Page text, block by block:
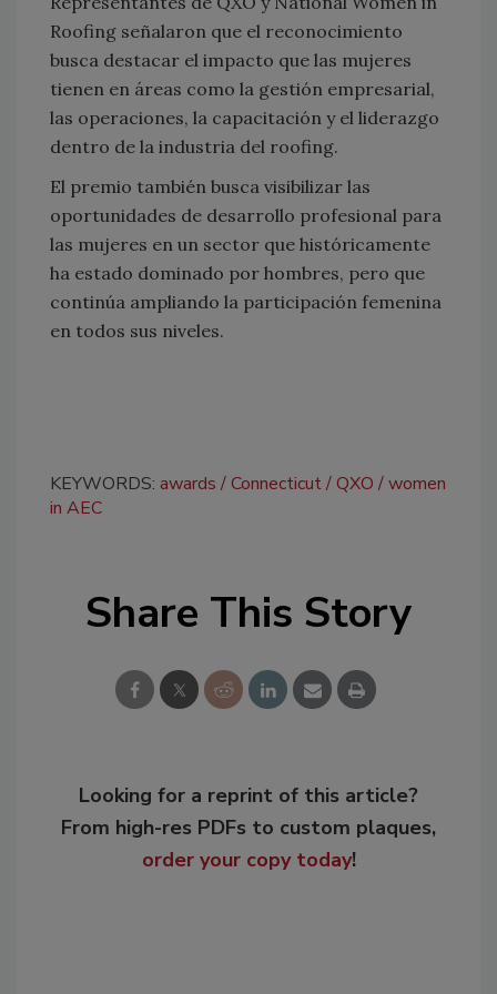
Roofing señalaron que el reconocimiento
busca destacar el impacto que las mujeres
tienen en áreas como la gestión empresarial,
las operaciones, la capacitación y el liderazgo
dentro de la industria del roofing.
El premio también busca visibilizar las
oportunidades de desarrollo profesional para
las mujeres en un sector que históricamente
ha estado dominado por hombres, pero que
continúa ampliando la participación femenina
en todos sus niveles.
KEYWORDS: awards Connecticut QXO
women
in AEC
Share This Story
Looking for a reprint of this article?
From high-res PDFs to custom plaques,
order your copy today!